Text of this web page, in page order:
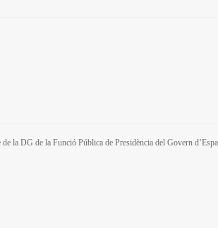
la DG de la Funció Pública de Presidència del Govern